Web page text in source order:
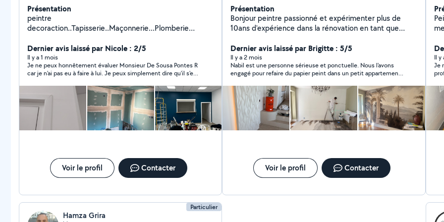
Présentation
peintre
decoraction..Tapisserie..Maçonnerie...Plomberie
petite....travo....etc.............................................................
..............................................................................................
..
Dernier avis laissé par Nicole : 2/5
Il y a 1 mois
Je ne peux honnêtement évaluer Monsieur De Sousa Pontes R
car je n'ai pas eu à faire à lui. Je peux simplement dire qu'il s'est
rappelle, mais j'ai fait affaire avec quelqu'un d'autre et ai décliné
son offre. Peut-être une autre fois, je le garde dans mes favoris
et lui souhaite une excellente continuation.
Voir le profil Contacter
Présentation
Bonjour peintre passionné et expérimenter plus de
10ans d'expérience dans la rénovation en tant que
eaux .
Dernier avis laissé par Brigitte : 5/5
Il y a 2 mois
Nabil est une personne sérieuse et ponctuelle. Nous l'avons
engagé pour refaire du papier peint dans un petit appartement.
pièce une fois fini. Je referai appel à lui si j'ai besoin les yeux
fermés.
Voir le profil Contacter
Il y
Je
a
Particulier
Hamza Grira